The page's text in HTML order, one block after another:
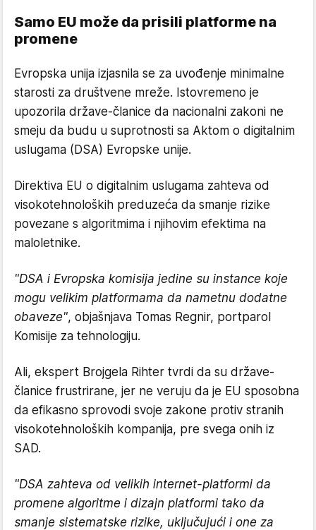
Samo EU može da prisili platforme na
promene
Evropska unija izjasnila se za uvođenje minimalne
starosti za društvene mreže. Istovremeno je
upozorila države-članice da nacionalni zakoni ne
smeju da budu u suprotnosti sa Aktom o digitalnim
uslugama (DSA) Evropske unije.
Direktiva EU o digitalnim uslugama zahteva od
visokotehnoloških preduzeća da smanje rizike
povezane s algoritmima i njihovim efektima na
maloletnike.
"DSA i Evropska komisija jedine su instance koje
mogu velikim platformama da nametnu dodatne
obaveze", objašnjava Tomas Regnir, portparol
Komisije za tehnologiju.
Ali, ekspert Brojgela Rihter tvrdi da su države-
članice frustrirane, jer ne veruju da je EU sposobna
da efikasno sprovodi svoje zakone protiv stranih
visokotehnoloških kompanija, pre svega onih iz
SAD.
"DSA zahteva od velikih internet-platformi da
promene algoritme i dizajn platformi tako da
smanje sistematske rizike, uključujući i one za